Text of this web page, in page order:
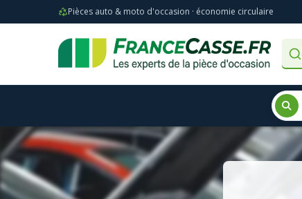
Pièces auto & moto d'occasion · économie circulaire